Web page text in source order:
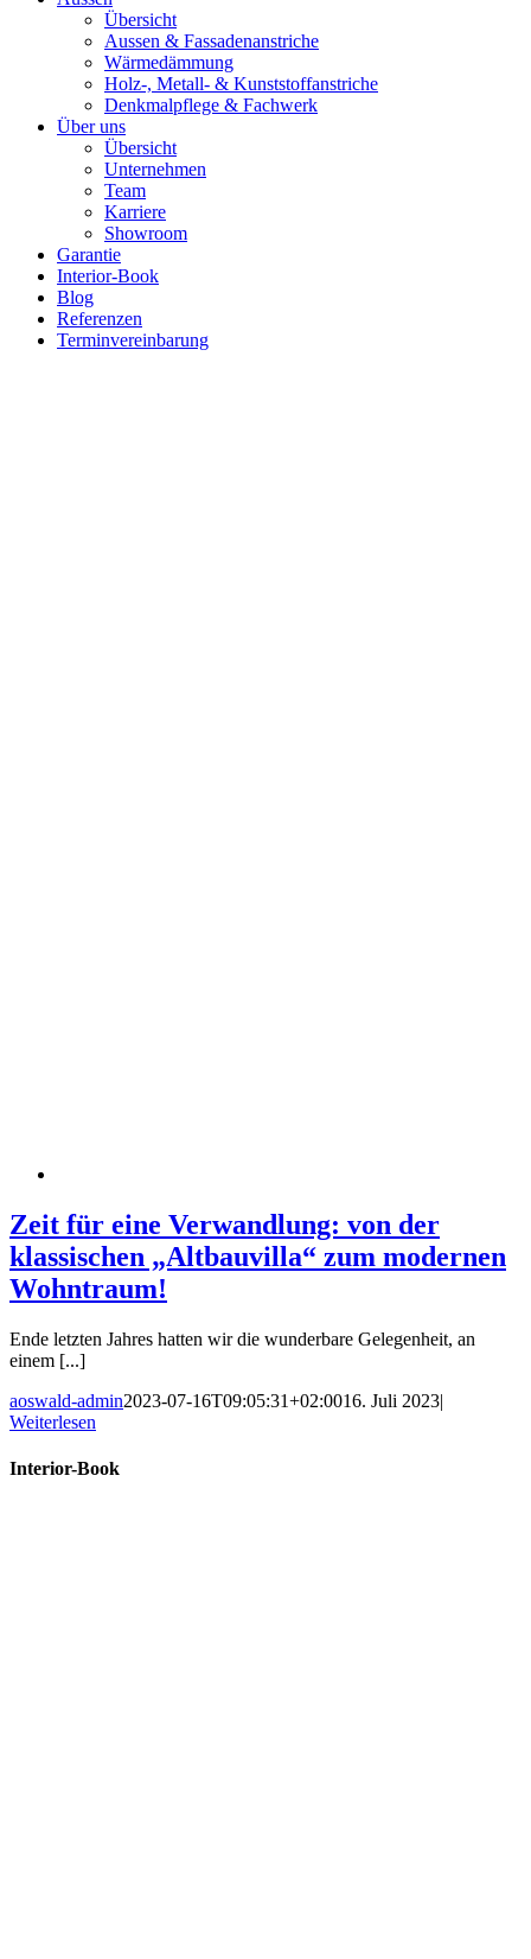
Übersicht
Aussen & Fassadenanstriche
Wärmedämmung
Holz-, Metall- & Kunststoffanstriche
Denkmalpflege & Fachwerk
Über uns
Übersicht
Unternehmen
Team
Karriere
Showroom
Garantie
Interior-Book
Blog
Referenzen
Terminvereinbarung
Zeit für eine Verwandlung: von der
klassischen „Altbauvilla“ zum modernen
Wohntraum!
Ende letzten Jahres hatten wir die wunderbare Gelegenheit, an
einem [...]
aoswald-admin2023-07-16T09:05:31+02:0016. Juli 2023|
Weiterlesen
Interior-Book